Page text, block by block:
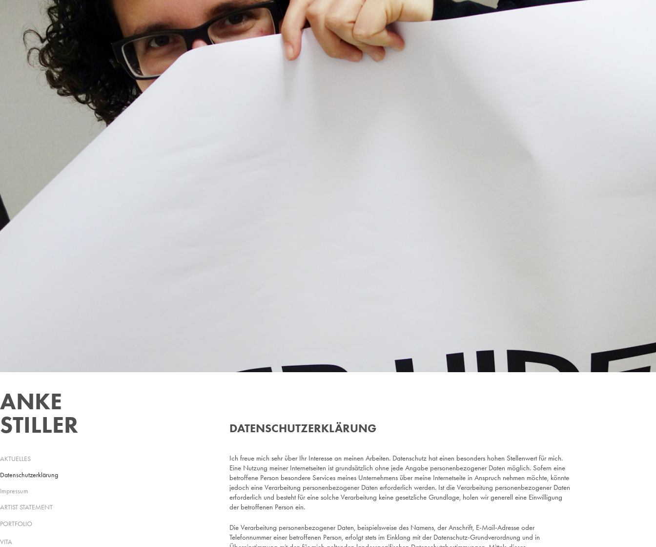
ANKE
STILLER
AKTUELLES
Datenschutzerklärung
Impressum
ARTIST STATEMENT
PORTFOLIO
VITA
DATENSCHUTZERKLÄRUNG
Ich freue mich sehr über Ihr Interesse an meinen Arbeiten. Datenschutz hat einen besonders hohen Stellenwert für mich.
Eine Nutzung meiner Internetseiten ist grundsätzlich ohne jede Angabe personenbezogener Daten möglich. Sofern eine
betroffene Person besondere Services meines Unternehmens über meine Internetseite in Anspruch nehmen möchte, könnte
jedoch eine Verarbeitung personenbezogener Daten erforderlich werden. Ist die Verarbeitung personenbezogener Daten
erforderlich und besteht für eine solche Verarbeitung keine gesetzliche Grundlage, holen wir generell eine Einwilligung
der betroffenen Person ein.
Die Verarbeitung personenbezogener Daten, beispielsweise des Namens, der Anschrift, E-Mail-Adresse oder
Telefonnummer einer betroffenen Person, erfolgt stets im Einklang mit der Datenschutz-Grundverordnung und in